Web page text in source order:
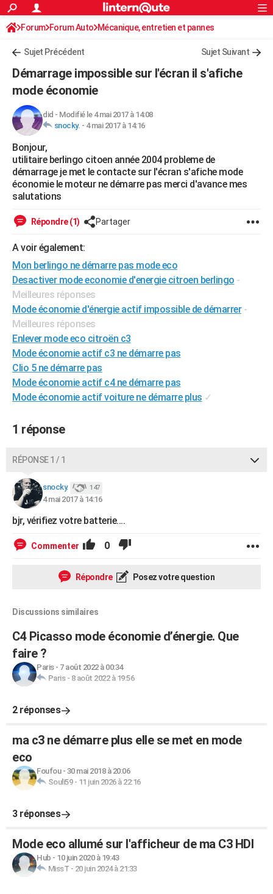
ACTUALITÉS
Politique
Société
Faits Divers
Education
Monde
Villes
+
Programme TV
Streaming
Sorties cinéma
Musique
FINANCE
Retraite
Impôts
Epargne
Immobilier
Risques naturels par ville
Banque
Assurance
Crédit
AUTO
Essais
Réserver un essai
Citadines
Berlines
SUV
Forum auto
HIGH-TECH
Mobiles
Meilleur smartphone
Internet
Ordinateurs
Jeux vidéo
Guide high-tech
+BRICOLAGE
Forum
Aménagement intérieur
Extérieur
Cuisine
Salle de bains
Jardinage
Rangement
WEEK-END
LIFESTYLE
Alimentation
Guide de la santé
Maladies
Médicaments
Sommeil
VOYAGE
Destinations
City break
Voyage nature
Voyage de noces
Forum
Climat
+PHOTO
GUIDES D'ACHAT
BONS PLANS
CARTE DE VOEUX
Carte de Noël
Carte Bonne année
Carte Saint-Valentin
Carte Pâques
Carte d'anniversaire
DICTIONNAIRE
COPAINS D'AVANT
S'inscrire
Se connecter
Lycées
Collèges
Primaires
Universités
Entreprises
Service militaire
Avis de recherche
AVIS DE DÉCÈS
FORUM
Bricolage
Lifestyle
Culture
Sport
Auto
Television
Voyage
Cinema
Rechercher
S'inscrire
Connexion
Forum Forum Auto Mécanique, entretien et pannes
Sujet Précédent Sujet Suivant
Démarrage impossible sur l'écran il s'afiche
mode économie
did - Modifié le 4 mai 2017 à 14:08
snocky. - 4 mai 2017 à 14:16
Bonjour,
utilitaire berlingo citoen année 2004 probleme de
démarrage je met le contacte sur l'écran s'afiche mode
économie le moteur ne démarre pas merci d'avance mes
salutations
Répondre (1) Partager
A voir également:
Mon berlingo ne démarre pas mode eco
Desactiver mode economie d'energie citroen berlingo -
Meilleures réponses
Mode économie d'énergie actif impossible de démarrer -
Meilleures réponses
Enlever mode eco citroën c3
Mode économie actif c3 ne démarre pas
Clio 5 ne démarre pas
Mode économie actif c4 ne démarre pas
Mode économie actif voiture ne démarre plus ✓
1 réponse
RÉPONSE 1 / 1
snocky. 147
4 mai 2017 à 14:16
bjr, vérifiez votre batterie....
Commenter 0
Répondre Posez votre question
Discussions similaires
C4 Picasso mode économie d’énergie. Que
faire ?
Paris- 7 août 2022 à 00:34
Paris- 8 août 2022 à 19:56
2 réponses
ma c3 ne démarre plus elle se met en mode
eco
Foufou- 30 mai 2018 à 20:06
Souli59- 11 juin 2026 à 22:16
3 réponses
Mode eco allumé sur l'afficheur de ma C3 HDI
Hub - 10 juin 2020 à 19:43
MissT - 20 juin 2024 à 21:33